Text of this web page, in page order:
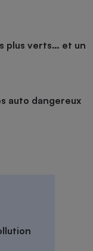
plus verts… et un
auto dangereux